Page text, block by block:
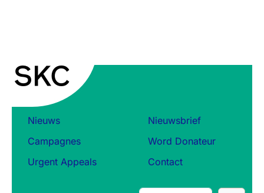
Nieuws
Campagnes
Urgent Appeals
Nieuwsbrief
Word Donateur
Contact